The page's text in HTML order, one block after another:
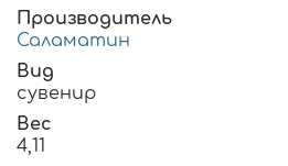
Производитель
Саламатин
Вид
сувенир
Вес
4,11